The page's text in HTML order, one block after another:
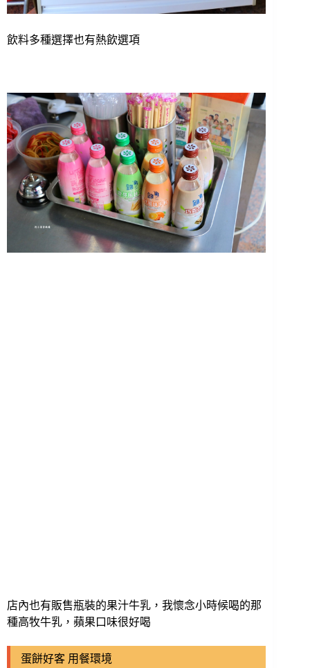
飲料多種選擇也有熱飲選項
店內也有販售瓶裝的果汁牛乳，我懷念小時候喝的那
種高牧牛乳，蘋果口味很好喝
蛋餅好客 用餐環境